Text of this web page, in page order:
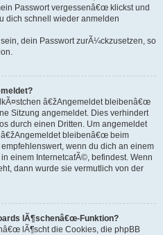
Passwort vergessenâ€œ klickst und
dich schnell wieder anmelden
dein Passwort zurÃ¼ckzusetzen, so
â€žAngemeldet bleibenâ€œ
Sitzung angemeldet. Dies verhindert
durch einen Dritten. Um angemeldet
bleibenâ€œ beim
wenn du dich an einem
einem InternetcafÃ©, befindest. Wenn
dann wurde sie vermutlich von der
lÃ¶schenâ€œ-Funktion?
lÃ¶scht die Cookies, die phpBB